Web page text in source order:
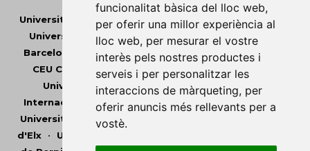
funcionalitat bàsica del lloc web,
per oferir una millor experiència al
lloc web, per mesurar el vostre
interès pels nostres productes i
serveis i per personalitzar les
interaccions de màrqueting, per
oferir anuncis més rellevants per a
vostè.
Universitat Abat Oliba CEU• Universitat d'Alacant
Universitat d'Andorra• Universitat Autònoma de
Barcelona
Universitat de Barcelona•Universitat
CEU Cardenal Herrera •Universitat de Girona
Universitat de les Illes Balears•Universitat
Internacional de Catalunya•Universitat Jaume I•
Universitat de Lleida
d'Elx• Universitat Oberta de Catalunya